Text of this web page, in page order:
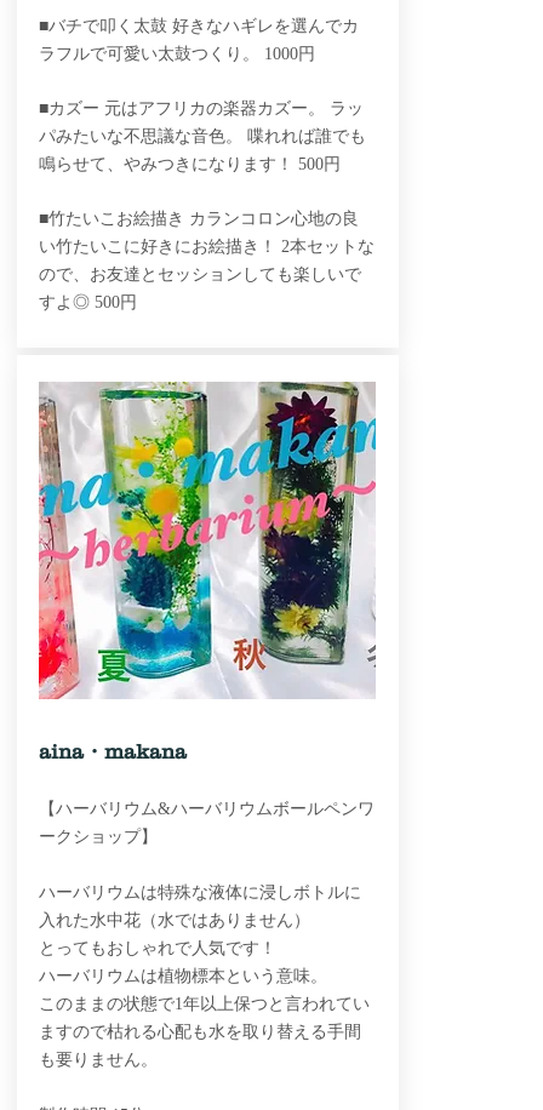
■バチで叩く太鼓 好きなハギレを選んでカ
ラフルで可愛い太鼓つくり。 1000円
■カズー 元はアフリカの楽器カズー。 ラッ
パみたいな不思議な音色。 喋れれば誰でも
鳴らせて、やみつきになります！ 500円
■竹たいこお絵描き カランコロン心地の良
い竹たいこに好きにお絵描き！ 2本セットな
ので、お友達とセッションしても楽しいで
すよ◎ 500円
aina・makana
【ハーバリウム&ハーバリウムボールペンワ
ークショップ】
ハーバリウムは特殊な液体に浸しボトルに
入れた水中花（水ではありません）
とってもおしゃれで人気です！
ハーバリウムは植物標本という意味。
このままの状態で1年以上保つと言われてい
ますので枯れる心配も水を取り替える手間
も要りません。